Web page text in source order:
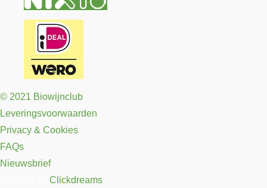
© 2021 Biowijnclub
Leveringsvoorwaarden
Privacy & Cookies
FAQs
Nieuwsbrief
Clickdreams